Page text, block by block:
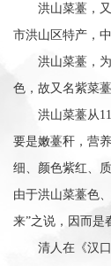
洪山菜薹，
市洪山区特产，
洪山菜薹，
色，故又名紫菜
洪山菜薹从
要是嫩薹秆，营
细、颜色紫红、
由于洪山菜薹色
来”之说，因而是
清人在《汉